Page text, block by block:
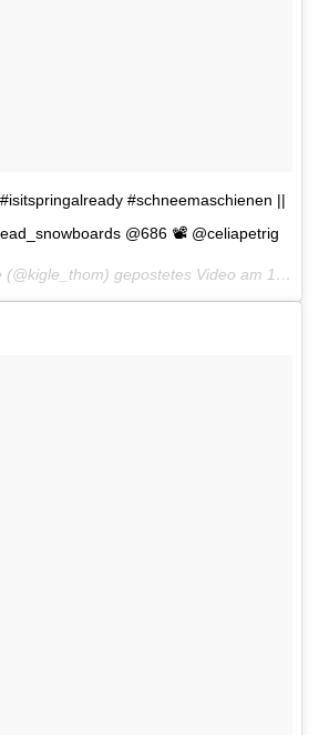
#schneemaschienen ||
@686 📽 @celiapetrig
(@kigle_thom) gepostetes Video am 17. Dez 2015 um 6:26 Uhr